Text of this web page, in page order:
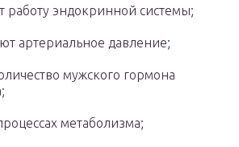
работу эндокринной системы;
артериальное давление;
мужского гормона
метаболизма;